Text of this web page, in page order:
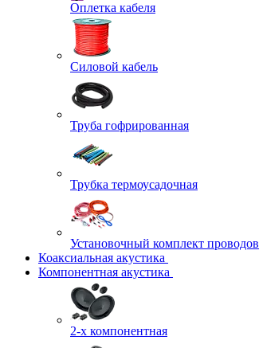
Оплетка кабеля
Силовой кабель
Труба гофрированная
Трубка термоусадочная
Установочный комплект проводов
Коаксиальная акустика
Компонентная акустика
2-х компонентная